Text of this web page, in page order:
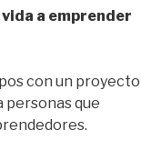
a emprender
con un proyecto
personas que